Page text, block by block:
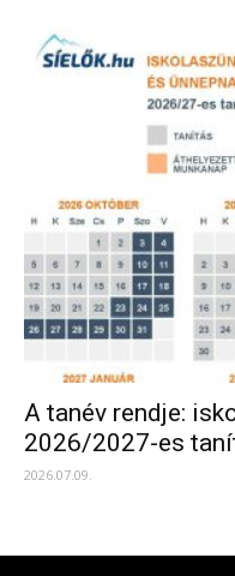
A tanév rendje:
2026/2027-es
2026.07.09.